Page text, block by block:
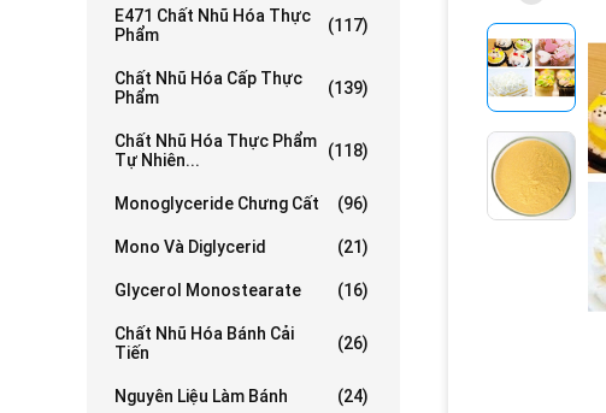
E471 Chất Nhũ Hóa Thực
Phẩm
(117)
Chất Nhũ Hóa Cấp Thực
Phẩm
(139)
Chất Nhũ Hóa Thực Phẩm
Tự Nhiên...
(118)
Monoglyceride Chưng Cất (96)
Mono Và Diglycerid (21)
Glycerol Monostearate (16)
Chất Nhũ Hóa Bánh Cải
Tiến
(26)
Nguyên Liệu Làm Bánh (24)